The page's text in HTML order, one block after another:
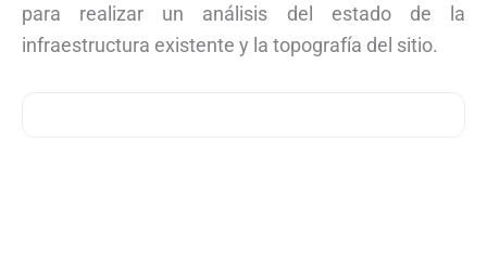
para realizar un análisis del estado de la
infraestructura existente y la topografía del sitio.